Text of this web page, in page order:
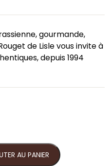
de
gourmande,
de Lisle vous invite à
depuis 1994
Blanche
AU PANIER